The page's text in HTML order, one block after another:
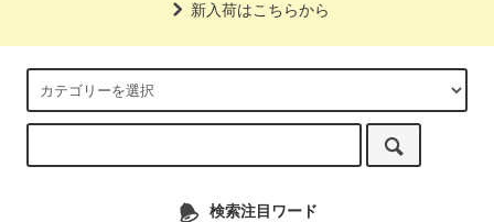
新入荷はこちらから
検索注目ワード